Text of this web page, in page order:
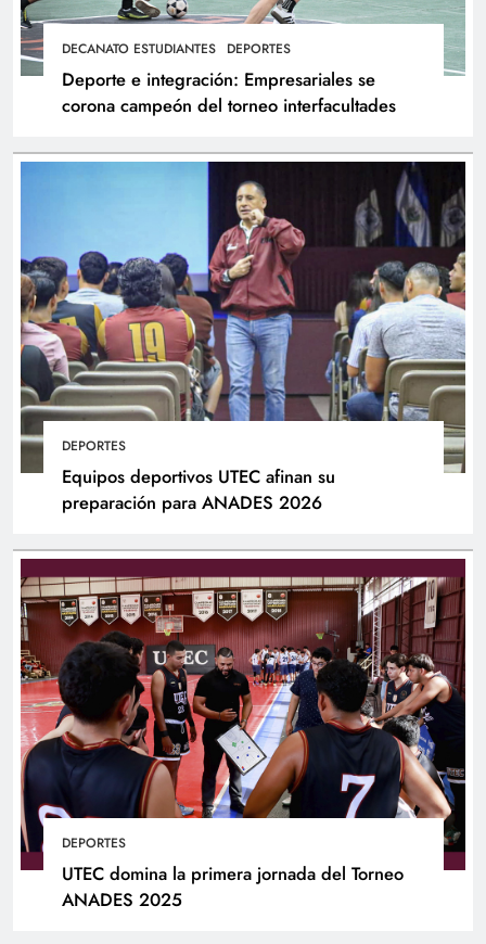
DECANATO ESTUDIANTES DEPORTES
Deporte e integración: Empresariales se
corona campeón del torneo interfacultades
DEPORTES
Equipos deportivos UTEC afinan su
preparación para ANADES 2026
DEPORTES
UTEC domina la primera jornada del Torneo
ANADES 2025